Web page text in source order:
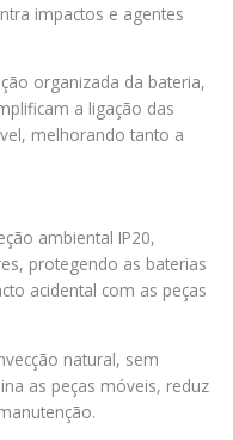
impactos e agentes
organizada da bateria,
a ligação das
melhorando tanto a
ambiental IP20,
protegendo as baterias
acidental com as peças
natural, sem
as peças móveis, reduz